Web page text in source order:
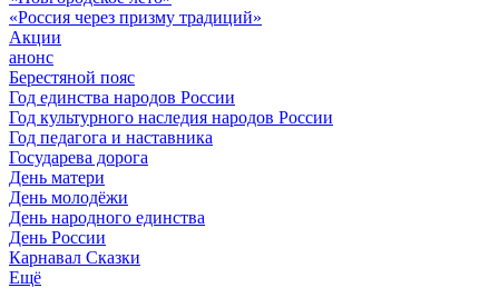
«Россия через призму традиций»
Акции
анонс
Берестяной пояс
Год единства народов России
Год культурного наследия народов России
Год педагога и наставника
Государева дорога
День матери
День молодёжи
День народного единства
День России
Карнавал Сказки
Ещё